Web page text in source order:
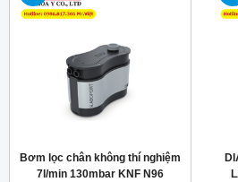
Bơm lọc chân không thí nghiệm
7l/min 130mbar KNF N96